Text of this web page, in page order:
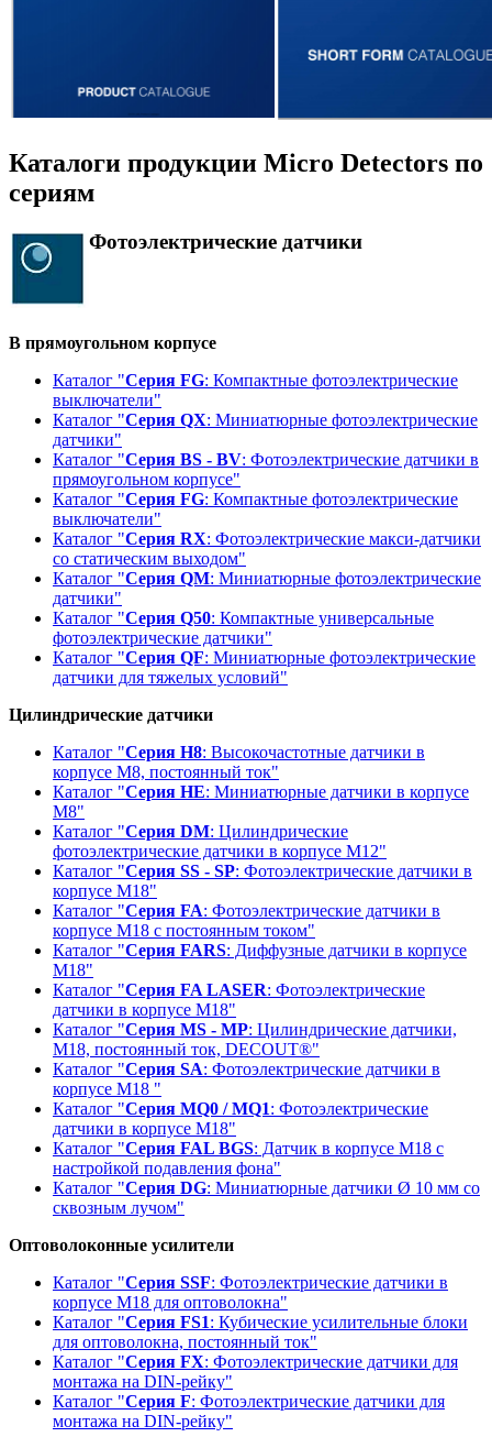
Каталоги продукции Micro Detectors по
сериям
Фотоэлектрические датчики
В прямоугольном корпусе
Каталог "Серия FG: Компактные фотоэлектрические
выключатели"
Каталог "Серия QX: Миниатюрные фотоэлектрические
датчики"
Каталог "Серия BS - BV: Фотоэлектрические датчики в
прямоугольном корпусе"
Каталог "Серия FG: Компактные фотоэлектрические
выключатели"
Каталог "Серия RX: Фотоэлектрические макси-датчики
со статическим выходом"
Каталог "Серия QM: Миниатюрные фотоэлектрические
датчики"
Каталог "Серия Q50: Компактные универсальные
фотоэлектрические датчики"
Каталог "Серия QF: Миниатюрные фотоэлектрические
датчики для тяжелых условий"
Цилиндрические датчики
Каталог "Серия H8: Высокочастотные датчики в
корпусе М8, постоянный ток"
Каталог "Серия HE: Миниатюрные датчики в корпусе
М8"
Каталог "Серия DM: Цилиндрические
фотоэлектрические датчики в корпусе М12"
Каталог "Серия SS - SP: Фотоэлектрические датчики в
корпусе M18"
Каталог "Серия FA: Фотоэлектрические датчики в
корпусе М18 с постоянным током"
Каталог "Серия FARS: Диффузные датчики в корпусе
М18"
Каталог "Серия FA LASER: Фотоэлектрические
датчики в корпусе М18"
Каталог "Серия MS - MP: Цилиндрические датчики,
M18, постоянный ток, DECOUT®"
Каталог "Серия SA: Фотоэлектрические датчики в
корпусе М18 "
Каталог "Серия MQ0 / MQ1: Фотоэлектрические
датчики в корпусе М18"
Каталог "Серия FAL BGS: Датчик в корпусе М18 с
настройкой подавления фона"
Каталог "Серия DG: Миниатюрные датчики Ø 10 мм со
сквозным лучом"
Оптоволоконные усилители
Каталог "Серия SSF: Фотоэлектрические датчики в
корпусе М18 для оптоволокна"
Каталог "Серия FS1: Кубические усилительные блоки
для оптоволокна, постоянный ток"
Каталог "Серия FX: Фотоэлектрические датчики для
монтажа на DIN-рейку"
Каталог "Серия F: Фотоэлектрические датчики для
монтажа на DIN-рейку"